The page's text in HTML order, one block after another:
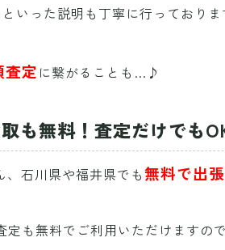
といった説明も丁寧に行っておりま
査定 に繋がることも…♪
も無料！査定だけでも
石川県や福井県でも無料で出
も無料でご利用いただけますので